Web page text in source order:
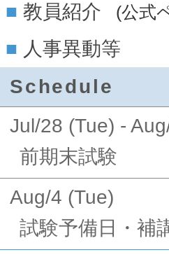
教員紹介 (公式
人事異動等
Schedule
Jul/28 (Tue) -
前期末試験
Aug/4 (Tue)
試験予備日・補